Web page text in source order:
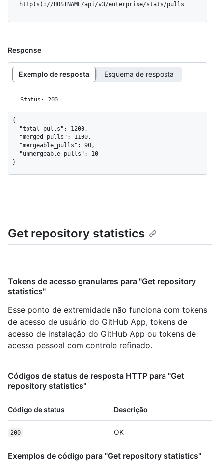
  http(s)://HOSTNAME/api/v3/enterprise/stats/pulls
Response
Exemplo de resposta Esquema de resposta
Status: 200
{
}
Get repository statistics
Tokens de acesso granulares para "Get repository
statistics"
Esse ponto de extremidade não funciona com tokens
de acesso de usuário do GitHub App, tokens de
acesso de instalação do GitHub App ou tokens de
acesso pessoal com controle refinado.
Códigos de status de resposta HTTP para "Get
repository statistics"
Código de status Descrição
200 OK
Exemplos de código para "Get repository statistics"